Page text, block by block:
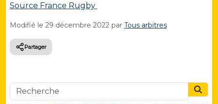
Source France Rugby
Modifié le 29 décembre 2022 par Tous arbitres
Partager